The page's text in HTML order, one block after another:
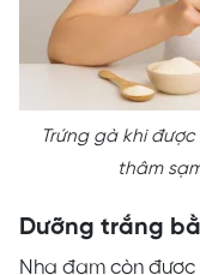
Trứng gà khi
thâm
Dưỡng trắng
Nha đam còn